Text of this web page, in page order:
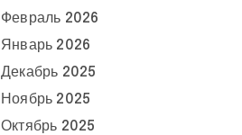
Февраль 2026
Январь 2026
Декабрь 2025
Ноябрь 2025
Октябрь 2025